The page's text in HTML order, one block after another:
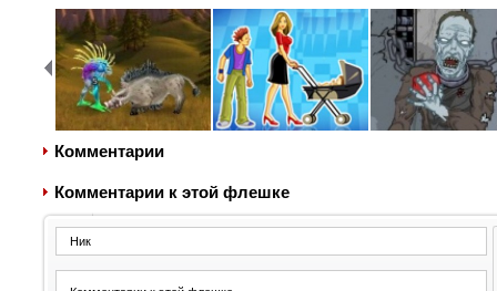
Комментарии
Комментарии к этой флешке